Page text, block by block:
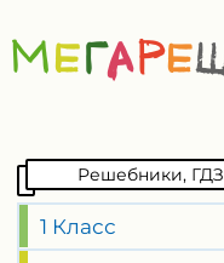
Решебники, ГДЗ
1 Класс